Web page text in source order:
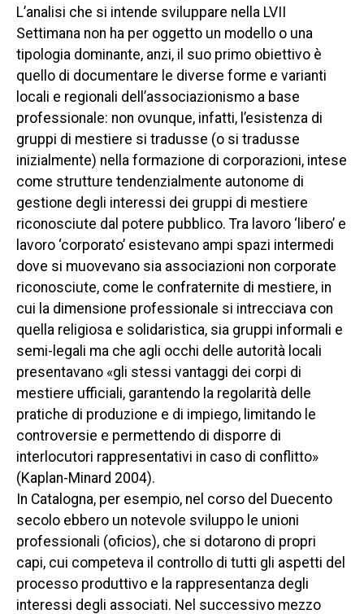
L’analisi che si intende sviluppare nella LVII
Settimana non ha per oggetto un modello o una
tipologia dominante, anzi, il suo primo obiettivo è
quello di documentare le diverse forme e varianti
locali e regionali dell’associazionismo a base
professionale: non ovunque, infatti, l’esistenza di
gruppi di mestiere si tradusse (o si tradusse
inizialmente) nella formazione di corporazioni, intese
come strutture tendenzialmente autonome di
gestione degli interessi dei gruppi di mestiere
riconosciute dal potere pubblico. Tra lavoro ‘libero’ e
lavoro ‘corporato’ esistevano ampi spazi intermedi
dove si muovevano sia associazioni non corporate
riconosciute, come le confraternite di mestiere, in
cui la dimensione professionale si intrecciava con
quella religiosa e solidaristica, sia gruppi informali e
semi-legali ma che agli occhi delle autorità locali
presentavano «gli stessi vantaggi dei corpi di
mestiere ufficiali, garantendo la regolarità delle
pratiche di produzione e di impiego, limitando le
controversie e permettendo di disporre di
interlocutori rappresentativi in caso di conflitto»
(Kaplan-Minard 2004).
In Catalogna, per esempio, nel corso del Duecento
secolo ebbero un notevole sviluppo le unioni
professionali (oficios), che si dotarono di propri
capi, cui competeva il controllo di tutti gli aspetti del
processo produttivo e la rappresentanza degli
interessi degli associati. Nel successivo mezzo